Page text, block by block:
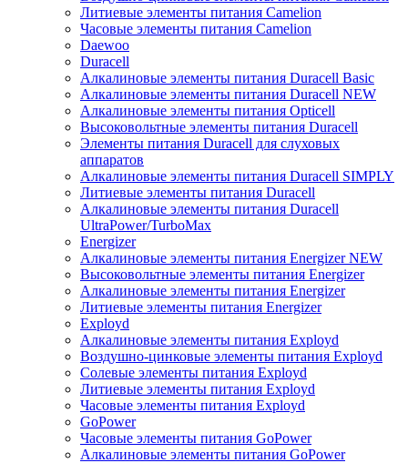
Литиевые элементы питания Camelion
Часовые элементы питания Camelion
Daewoo
Duracell
Алкалиновые элементы питания Duracell Basic
Алкалиновые элементы питания Duracell NEW
Алкалиновые элементы питания Opticell
Высоковольтные элементы питания Duracell
Элементы питания Duracell для слуховых
аппаратов
Алкалиновые элементы питания Duracell SIMPLY
Литиевые элементы питания Duracell
Алкалиновые элементы питания Duracell
UltraPower/TurboMax
Energizer
Алкалиновые элементы питания Energizer NEW
Высоковольтные элементы питания Energizer
Алкалиновые элементы питания Energizer
Литиевые элементы питания Energizer
Exployd
Алкалиновые элементы питания Exployd
Воздушно-цинковые элементы питания Exployd
Солевые элементы питания Exployd
Литиевые элементы питания Exployd
Часовые элементы питания Exployd
GoPower
Часовые элементы питания GoPower
Алкалиновые элементы питания GoPower